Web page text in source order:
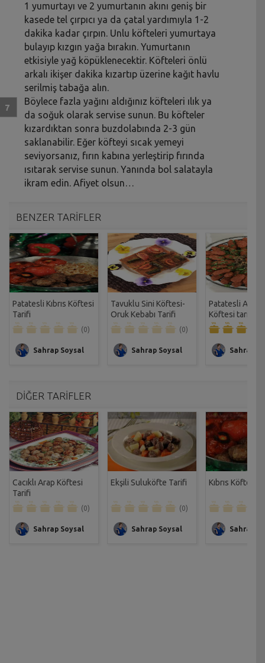
1 yumurtayı ve 2 yumurtanın akını geniş bir
kasede tel çırpıcı ya da çatal yardımıyla 1-2
dakika kadar çırpın. Unlu köfteleri yumurtaya
bulayıp kızgın yağa bırakın. Yumurtanın
etkisiyle yağ köpüklenecektir. Köfteleri önlü
arkalı ikişer dakika kızartıp üzerine kağıt havlu
serilmiş tabağa alın.
Böylece fazla yağını aldığınız köfteleri ılık ya
da soğuk olarak servise sunun. Bu köfteler
kızardıktan sonra buzdolabında 2-3 gün
saklanabilir. Eğer köfteyi sıcak yemeyi
seviyorsanız, fırın kabına yerleştirip fırında
ısıtarak servise sunun. Yanında bol salatayla
ikram edin. Afiyet olsun…
BENZER TARİFLER
Patatesli Kıbrıs Köftesi
Tarifi
(0)
Sahrap Soysal
Tavuklu Sini Köftesi-
Oruk Kebabı Tarifi
(0)
Sahrap Soysal
Patatesli
Köftesi tarifi
Sahrap
DİĞER TARİFLER
Cacıklı Arap Köftesi
Tarifi
(0)
Sahrap Soysal
Ekşili Suluköfte Tarifi
(0)
Sahrap Soysal
Kıbrıs Köftesi
Sahrap